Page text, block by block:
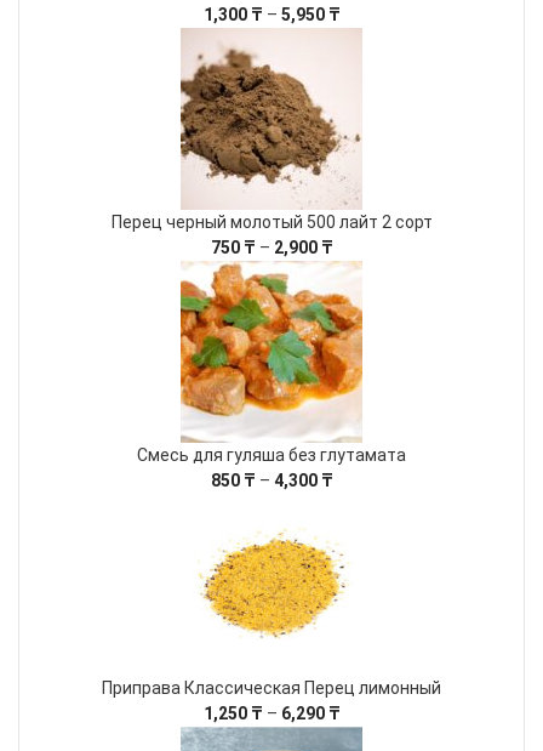
1,300 ₸ – 5,950 ₸Диапазон
Перец черный молотый 500 лайт 2 сорт
750 ₸ – 2,900 ₸Диапазон
цен:
750 ₸
–
2,900 ₸
Смесь для гуляша без глутамата
850 ₸ – 4,300 ₸Диапазон
–
4,300 ₸
Приправа Классическая Перец лимонный
1,250 ₸ – 6,290 ₸Диапазон